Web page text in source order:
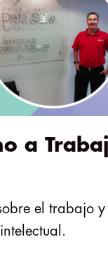
a
el trabajo y